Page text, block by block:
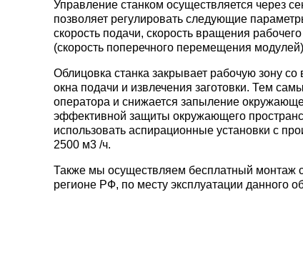
Управление станком осуществляется через
позволяет регулировать следующие
скорость подачи, скорость вращения
(скорость поперечного перемещения
Облицовка станка закрывает рабочую зону
окна подачи и извлечения заготовки. Тем
оператора и снижается запыление
эффективной защиты окружающего
использовать аспирационные установки с
2500 м3 /ч.
Также мы осуществляем бесплатный монтаж
регионе РФ, по месту эксплуатации данного